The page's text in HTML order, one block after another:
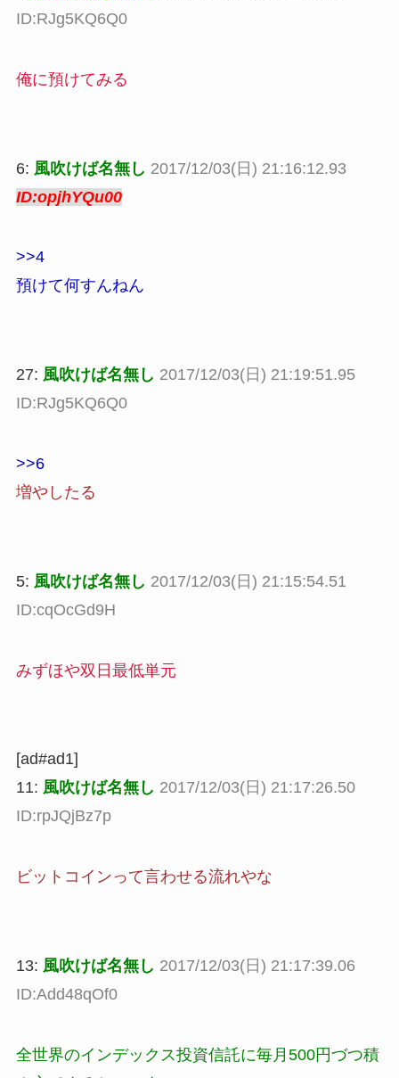
ID:RJg5KQ6Q0
俺に預けてみる
6: 風吹けば名無し 2017/12/03(日) 21:16:12.93
ID:opjhYQu00
>>4
預けて何すんねん
27: 風吹けば名無し 2017/12/03(日) 21:19:51.95
ID:RJg5KQ6Q0
>>6
増やしたる
5: 風吹けば名無し 2017/12/03(日) 21:15:54.51
ID:cqOcGd9H
みずほや双日最低単元
[ad#ad1]
11: 風吹けば名無し 2017/12/03(日) 21:17:26.50
ID:rpJQjBz7p
ビットコインって言わせる流れやな
13: 風吹けば名無し 2017/12/03(日) 21:17:39.06
ID:Add48qOf0
全世界のインデックス投資信託に毎月500円づつ積